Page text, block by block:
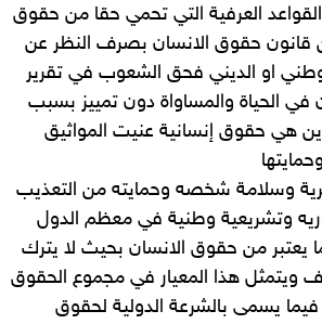
العرفية التي تحمي حقا من حقوق
قانون حقوق الانسان بصرف النظر عن
او الديني فحق الشعوب في تقرير
الحياة والمساواة دون تمييز بسبب
هي حقوق إنسانية عنيت المواثيق
وسلامة شخصه وحمايته من التعذيب
وتشريعية وطنية في معظم الدول
يعتبر من حقوق الانسان بحيث لا يترك
ويتمثل هذا المعيار في مجموع الحقوق
يسمى بالشرعة الدولية لحقوق